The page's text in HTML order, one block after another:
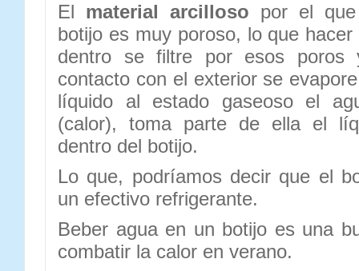
El material arcilloso por el
botijo es muy poroso, lo que
dentro se filtre por esos poros
contacto con el exterior se
líquido al estado gaseoso el
(calor), toma parte de ella el
dentro del botijo.
Lo que, podríamos decir que el
un efectivo refrigerante.
Beber agua en un botijo es una
combatir la calor en verano.